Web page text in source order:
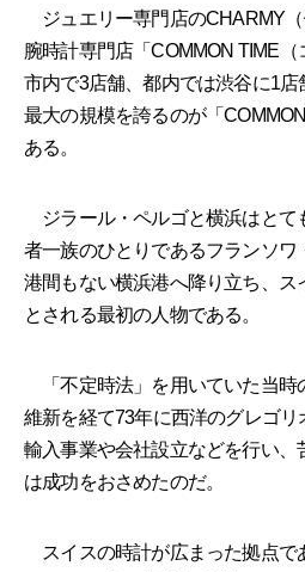
ジュエリー専門店のCHARMY
腕時計専門店「COMMON TIME
市内で3店舗、都内では渋谷に1
最大の規模を誇るのが「
ある。
ジラール・ペルゴと横浜はとて
者一族のひとりであるフランソワ
港間もない横浜港へ降り立ち、ス
とされる最初の人物である。
「不定時法」を用いていた当時
維新を経て73年に西洋のグレゴ
輸入事業や会社設立などを行い、
は成功をおさめたのだ。
スイスの時計が広まった拠点で